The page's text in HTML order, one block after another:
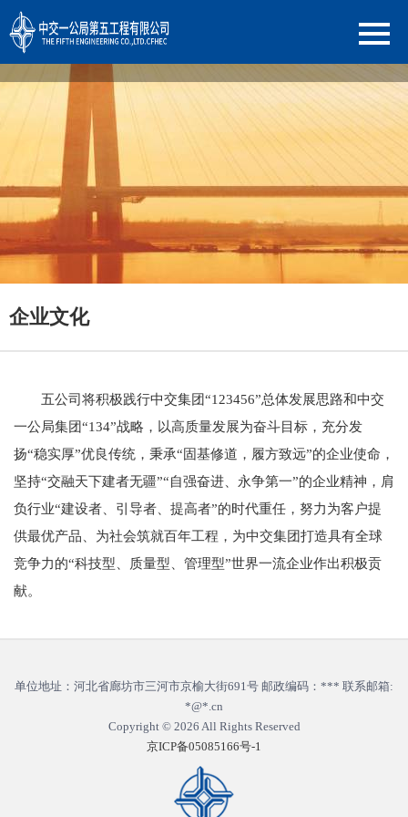
企业文化
五公司将积极践行中交集团“123456”总体发展思路和中交
一公局集团“134”战略，以高质量发展为奋斗目标，充分发
扬“稳实厚”优良传统，秉承“固基修道，履方致远”的企业使命，
坚持“交融天下建者无疆”“自强奋进、永争第一”的企业精神，肩
负行业“建设者、引导者、提高者”的时代重任，努力为客户提
供最优产品、为社会筑就百年工程，为中交集团打造具有全球
竞争力的“科技型、质量型、管理型”世界一流企业作出积极贡
献。
单位地址：河北省廊坊市三河市京榆大街691号 邮政编码：*** 联系邮箱:
*@*.cn
Copyright © 2026 All Rights Reserved
京ICP备05085166号-1